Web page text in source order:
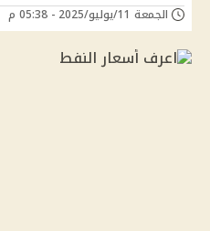
الجمعة 11/يوليو/2025 - 05:38 م